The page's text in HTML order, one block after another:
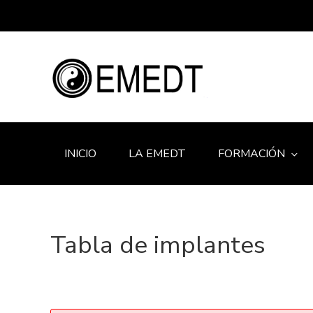
INICIO LA EMEDT FORMACIÓN
Tabla de implantes